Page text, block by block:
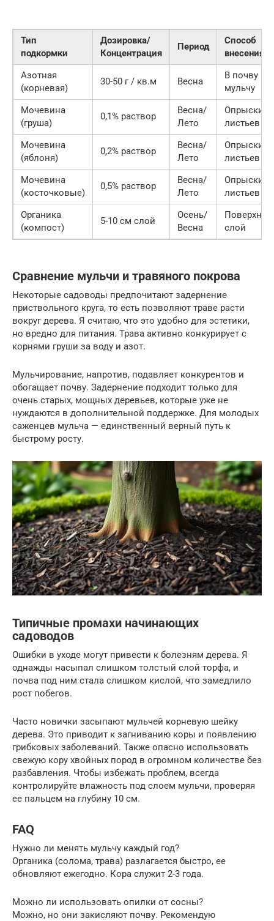
Тип
подкормки
Дозировка/
Концентрация
Период
Способ
внесения
Азотная
(корневая)
30-50 г / кв.м Весна
В почву
мульчу
Мочевина
(груша)
0,1% раствор
Весна/
Лето
листьев
Мочевина
(яблоня)
0,2% раствор
Весна/
Лето
листьев
Мочевина
(косточковые)
0,5% раствор
Весна/
Лето
листьев
Органика
(компост)
5-10 см слой
Осень/
Весна
слой
Сравнение мульчи и травяного покрова
Некоторые садоводы предпочитают задернение
приствольного круга, то есть позволяют траве расти
вокруг дерева. Я считаю, что это удобно для эстетики,
но вредно для питания. Трава активно конкурирует с
корнями груши за воду и азот.
Мульчирование, напротив, подавляет конкурентов и
обогащает почву. Задернение подходит только для
очень старых, мощных деревьев, которые уже не
нуждаются в дополнительной поддержке. Для молодых
саженцев мульча — единственный верный путь к
быстрому росту.
Типичные промахи начинающих
садоводов
Ошибки в уходе могут привести к болезням дерева. Я
однажды насыпал слишком толстый слой торфа, и
почва под ним стала слишком кислой, что замедлило
рост побегов.
Часто новички засыпают мульчей корневую шейку
дерева. Это приводит к загниванию коры и появлению
грибковых заболеваний. Также опасно использовать
свежую кору хвойных пород в огромном количестве без
разбавления. Чтобы избежать проблем, всегда
контролируйте влажность под слоем мульчи, проверяя
ее пальцем на глубину 10 см.
FAQ
Нужно ли менять мульчу каждый год?
Органика (солома, трава) разлагается быстро, ее
обновляют ежегодно. Кора служит 2-3 года.
Можно ли использовать опилки от сосны?
Можно, но они закисляют почву. Рекомендую